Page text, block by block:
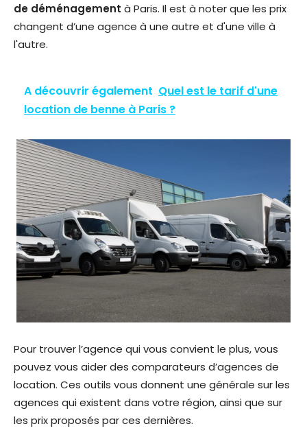
de déménagement à Paris. Il est à noter que les prix
changent d’une agence à une autre et d'une ville à
l'autre.
A découvrir également Quel est le tarif d'une
location de benne à Paris ?
Pour trouver l’agence qui vous convient le plus, vous
pouvez vous aider des comparateurs d’agences de
location. Ces outils vous donnent une générale sur les
agences qui existent dans votre région, ainsi que sur
les prix proposés par ces dernières.